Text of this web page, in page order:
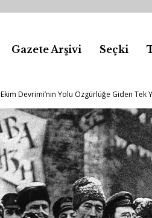
A
r
ş
i
Gazete Arşivi Seçki
Ekim Devrimi’nin Yolu Özgürlüğe Giden Tek